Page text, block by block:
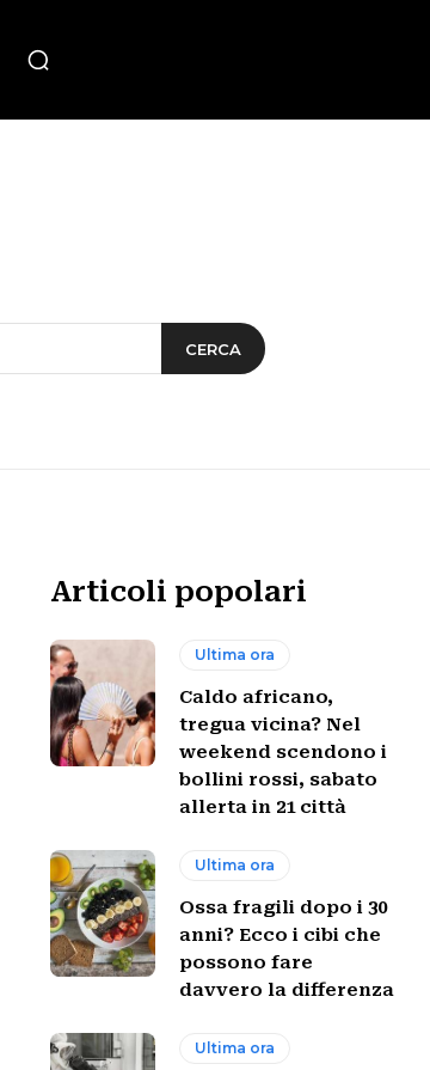
CERCA
Articoli popolari
Ultima ora
Caldo africano,
tregua vicina? Nel
weekend scendono i
bollini rossi, sabato
allerta in 21 città
Ultima ora
Ossa fragili dopo i 30
anni? Ecco i cibi che
possono fare
davvero la differenza
Ultima ora